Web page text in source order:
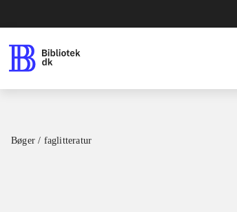
Bøger / faglitteratur